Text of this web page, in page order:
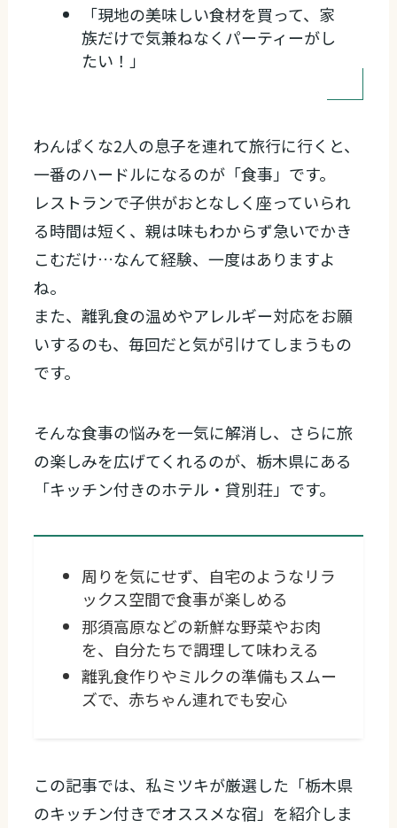
「現地の美味しい食材を買って、家
族だけで気兼ねなくパーティーがし
たい！」
わんぱくな2人の息子を連れて旅行に行くと、
一番のハードルになるのが「食事」です。
レストランで子供がおとなしく座っていられ
る時間は短く、親は味もわからず急いでかき
こむだけ…なんて経験、一度はありますよ
ね。
また、離乳食の温めやアレルギー対応をお願
いするのも、毎回だと気が引けてしまうもの
です。
そんな食事の悩みを一気に解消し、さらに旅
の楽しみを広げてくれるのが、栃木県にある
「キッチン付きのホテル・貸別荘」です。
周りを気にせず、自宅のようなリラ
ックス空間で食事が楽しめる
那須高原などの新鮮な野菜やお肉
を、自分たちで調理して味わえる
離乳食作りやミルクの準備もスムー
ズで、赤ちゃん連れでも安心
この記事では、私ミツキが厳選した「栃木県
のキッチン付きでオススメな宿」を紹介しま